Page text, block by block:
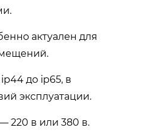
актуален для
до ip65, в
эксплуатации.
220 в или 380 в.